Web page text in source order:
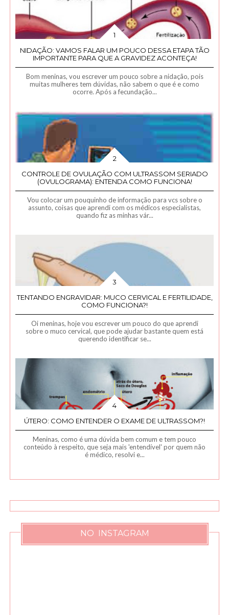
NIDAÇÃO: VAMOS FALAR UM POUCO DESSA ETAPA TÃO
IMPORTANTE PARA QUE A GRAVIDEZ ACONTEÇA!
Bom meninas, vou escrever um pouco sobre a nidação, pois
muitas mulheres tem dúvidas, não sabem o que é e como
ocorre. Após a fecundação...
CONTROLE DE OVULAÇÃO COM ULTRASSOM SERIADO
(OVULOGRAMA): ENTENDA COMO FUNCIONA!
Vou colocar um pouquinho de informação para vcs sobre o
assunto, coisas que aprendi com os médicos especialistas,
quando fiz as minhas vár...
TENTANDO ENGRAVIDAR: MUCO CERVICAL E FERTILIDADE,
COMO FUNCIONA?!
Oi meninas, hoje vou escrever um pouco do que aprendi
sobre o muco cervical, que pode ajudar bastante quem está
querendo identificar se...
ÚTERO: COMO ENTENDER O EXAME DE ULTRASSOM?!
Meninas, como é uma dúvida bem comum e tem pouco
conteúdo à respeito, que seja mais 'entendível' por quem não
é médico, resolvi e...
NO INSTAGRAM